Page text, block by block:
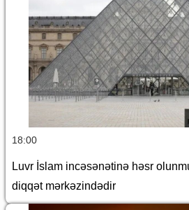
18:00
Luvr İslam incəsənətinə həsr
diqqət mərkəzindədir